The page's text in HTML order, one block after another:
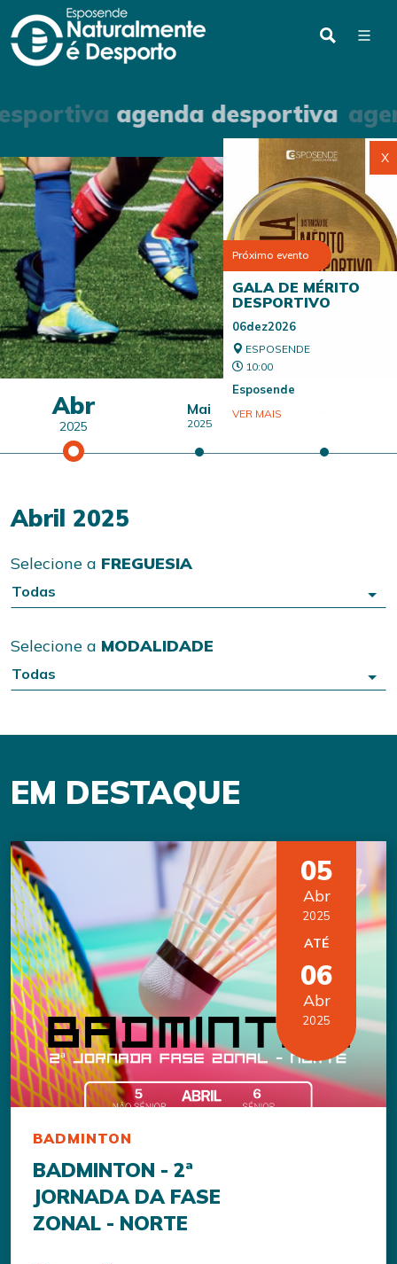
X
Próximo evento
GALA DE MÉRITO
DESPORTIVO
06dez2026
ESPOSENDE
10:00
Esposende
VER MAIS
agenda desportiva
Abr
2025
Mai
2025
Abril 2025
Selecione a FREGUESIA
Todas
Selecione a MODALIDADE
Todas
EM DESTAQUE
05
Abr
2025
ATÉ
06
Abr
2025
BADMINTON
BADMINTON - 2ª
JORNADA DA FASE
ZONAL - NORTE